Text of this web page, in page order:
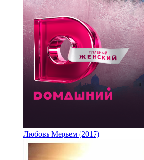
Любовь Мерьем (2017)